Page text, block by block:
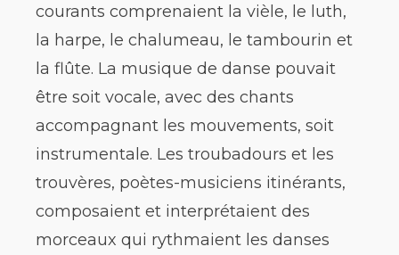
courants comprenaient la vièle, le luth,
la harpe, le chalumeau, le tambourin et
la flûte. La musique de danse pouvait
être soit vocale, avec des chants
accompagnant les mouvements, soit
instrumentale. Les troubadours et les
trouvères, poètes-musiciens itinérants,
composaient et interprétaient des
morceaux qui rythmaient les danses